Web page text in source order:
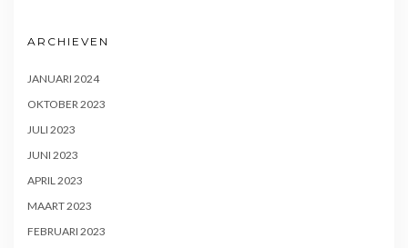
ARCHIEVEN
JANUARI 2024
OKTOBER 2023
JULI 2023
JUNI 2023
APRIL 2023
MAART 2023
FEBRUARI 2023